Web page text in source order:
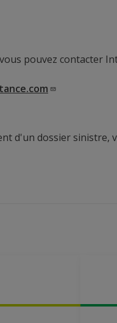
pouvez contacter
d'un dossier sinistre,